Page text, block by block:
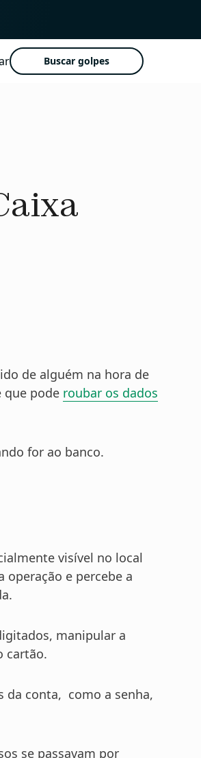
Buscar golpes
de alguém na hora de
que pode roubar os dados
for ao banco.
visível no local
operação e percebe a
manipular a
cartão.
da conta, como a senha,
se passavam por